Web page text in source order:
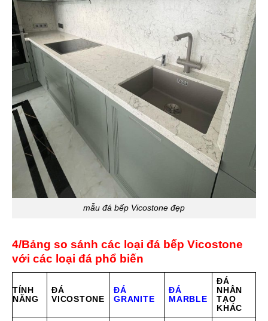
mẫu đá bếp Vicostone đẹp
4/Bảng so sánh các loại đá bếp Vicostone
với các loại đá phổ biến
TÍNH
NĂNG
ĐÁ
VICOSTONE
ĐÁ
GRANITE
ĐÁ
MARBLE
ĐÁ
NHÂN
TẠO
KHÁC